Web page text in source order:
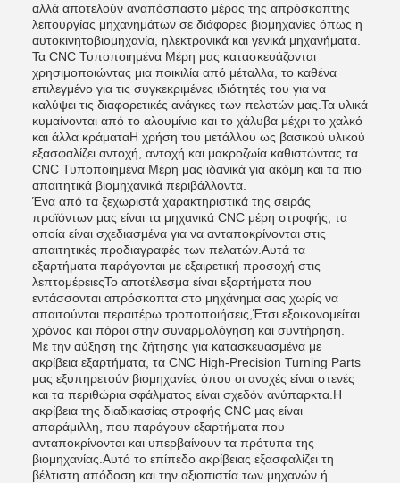
αλλά αποτελούν αναπόσπαστο μέρος της απρόσκοπτης
λειτουργίας μηχανημάτων σε διάφορες βιομηχανίες όπως η
αυτοκινητοβιομηχανία, ηλεκτρονικά και γενικά μηχανήματα.
Τα CNC Τυποποιημένα Μέρη μας κατασκευάζονται
χρησιμοποιώντας μια ποικιλία από μέταλλα, το καθένα
επιλεγμένο για τις συγκεκριμένες ιδιότητές του για να
καλύψει τις διαφορετικές ανάγκες των πελατών μας.Τα υλικά
κυμαίνονται από το αλουμίνιο και το χάλυβα μέχρι το χαλκό
και άλλα κράματαΗ χρήση του μετάλλου ως βασικού υλικού
εξασφαλίζει αντοχή, αντοχή και μακροζωία.καθιστώντας τα
CNC Τυποποιημένα Μέρη μας ιδανικά για ακόμη και τα πιο
απαιτητικά βιομηχανικά περιβάλλοντα.
Ένα από τα ξεχωριστά χαρακτηριστικά της σειράς
προϊόντων μας είναι τα μηχανικά CNC μέρη στροφής, τα
οποία είναι σχεδιασμένα για να ανταποκρίνονται στις
απαιτητικές προδιαγραφές των πελατών.Αυτά τα
εξαρτήματα παράγονται με εξαιρετική προσοχή στις
λεπτομέρειεςΤο αποτέλεσμα είναι εξαρτήματα που
εντάσσονται απρόσκοπτα στο μηχάνημα σας χωρίς να
απαιτούνται περαιτέρω τροποποιήσεις,Έτσι εξοικονομείται
χρόνος και πόροι στην συναρμολόγηση και συντήρηση.
Με την αύξηση της ζήτησης για κατασκευασμένα με
ακρίβεια εξαρτήματα, τα CNC High-Precision Turning Parts
μας εξυπηρετούν βιομηχανίες όπου οι ανοχές είναι στενές
και τα περιθώρια σφάλματος είναι σχεδόν ανύπαρκτα.Η
ακρίβεια της διαδικασίας στροφής CNC μας είναι
απαράμιλλη, που παράγουν εξαρτήματα που
ανταποκρίνονται και υπερβαίνουν τα πρότυπα της
βιομηχανίας.Αυτό το επίπεδο ακρίβειας εξασφαλίζει τη
βέλτιστη απόδοση και την αξιοπιστία των μηχανών ή